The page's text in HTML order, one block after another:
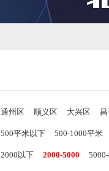
通州区 顺义区 大兴区
500平米以下 500-1000平米
2000以下 2000-5000